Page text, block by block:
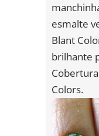
esmalte
Blant
brilhante
Colors.